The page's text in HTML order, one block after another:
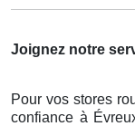
Joignez notre
Pour vos stores
confiance à